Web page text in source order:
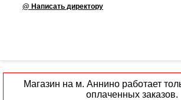
@ Написать директору
Магазин на м. Аннино работает
оплаченных заказов.